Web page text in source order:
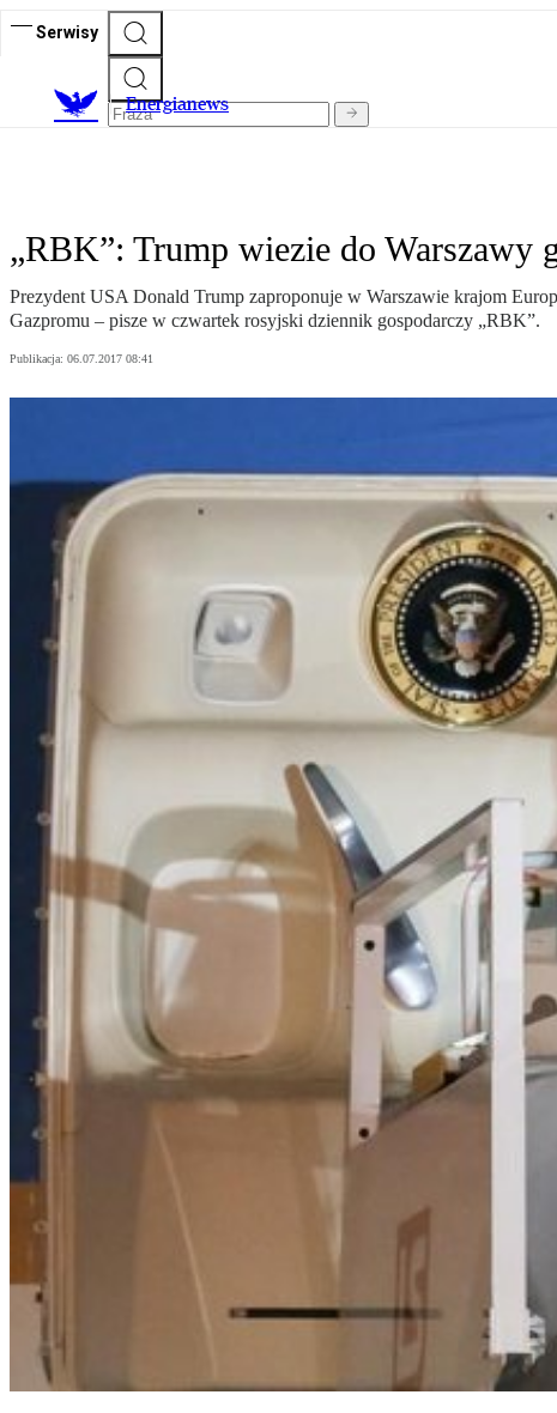
Serwisy
Energianews
„RBK”: Trump wiezie do Warszawy
Prezydent USA Donald Trump zaproponuje w Warszawie krajom
Gazpromu – pisze w czwartek rosyjski dziennik gospodarczy „RBK”.
Publikacja: 06.07.2017 08:41